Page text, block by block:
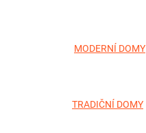
MODERNÍ DOMY
TRADIČNÍ DOMY